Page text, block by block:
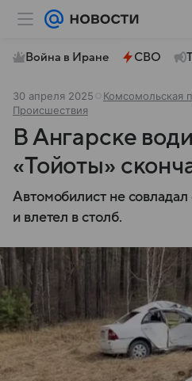
Война в Иране СВО
30 апреля 2025
Комсомольская
Происшествия
В Ангарске
«Тойоты»
Автомобилист не
и влетел в столб.